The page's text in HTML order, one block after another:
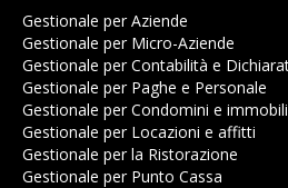
Gestionale per Aziende
Gestionale per Micro-Aziende
Gestionale per Contabilità e
Gestionale per Paghe e Personale
Gestionale per Condomini e immobili
Gestionale per Locazioni e affitti
Gestionale per la Ristorazione
Gestionale per Punto Cassa